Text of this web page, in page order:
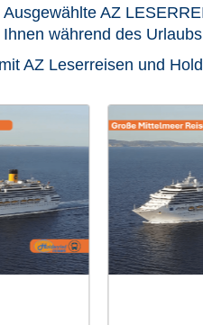
AZ
während des
AZ Leserreisen und